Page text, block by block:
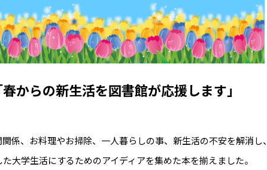
春からの新生活を図書館が応援します」
係、お料理やお掃除、一人暮らしの事、新生活の不安を解消し、
た大学生活にするためのアイディアを集めた本を揃えました。